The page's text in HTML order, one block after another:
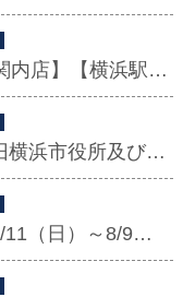
10月定休日変更のお知らせ【関内店】【横浜駅店】
関内店をご利用のお客様へ【旧横浜市役所及び横浜スタジアム周辺の歩道が一部通行禁止です】
関内店をご利用のお客様へ【7/11（日）～8/9（月）周辺道路の交通規制有り】